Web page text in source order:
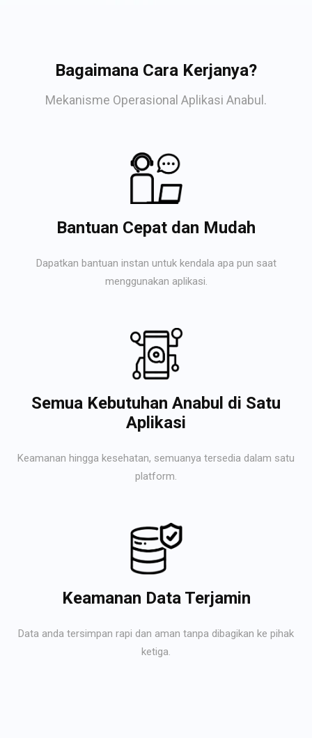
Bagaimana Cara Kerjanya?
Mekanisme Operasional Aplikasi Anabul.
Bantuan Cepat dan Mudah
Dapatkan bantuan instan untuk kendala apa pun saat
menggunakan aplikasi.
Semua Kebutuhan Anabul di Satu
Aplikasi
Keamanan hingga kesehatan, semuanya tersedia dalam satu
platform.
Keamanan Data Terjamin
Data anda tersimpan rapi dan aman tanpa dibagikan ke pihak
ketiga.